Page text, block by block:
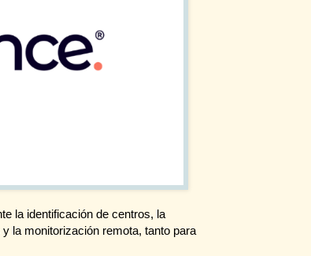
la identificación de centros, la
la monitorización remota, tanto para